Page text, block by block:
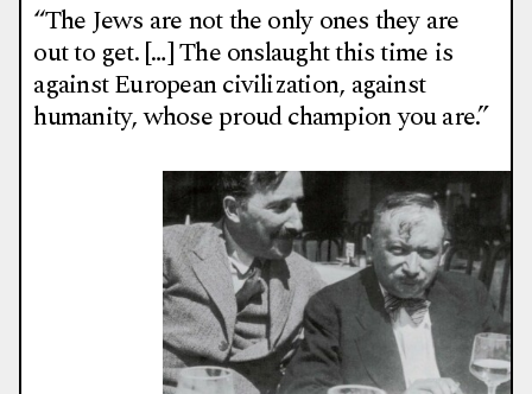
“The Jews are not the only ones they are
out to get. […] The onslaught this time is
against European civilization, against
humanity, whose proud champion you are.”